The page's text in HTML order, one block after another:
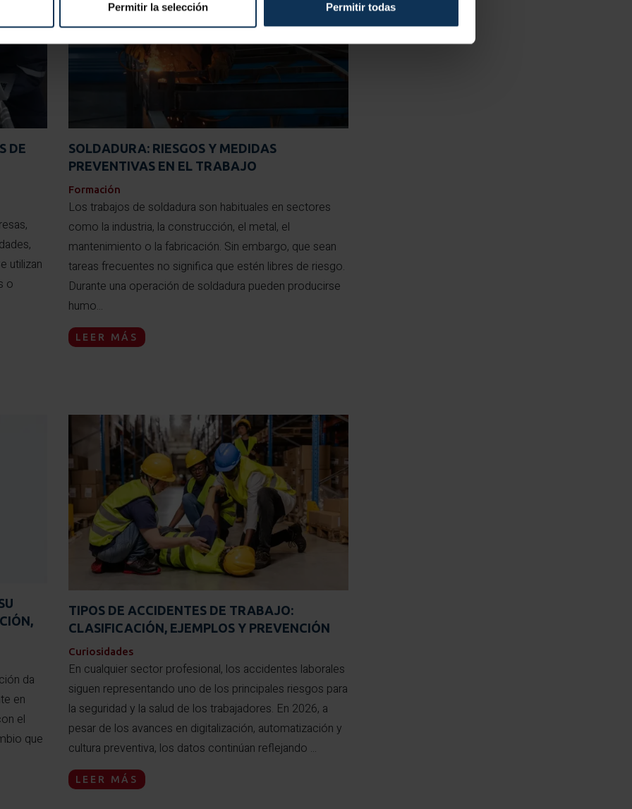
Permitir la selección Permitir todas
DE
utilizan
o
SOLDADURA: RIESGOS Y MEDIDAS
PREVENTIVAS EN EL TRABAJO
Formación
Los trabajos de soldadura son habituales en sectores
como la industria, la construcción, el metal, el
mantenimiento o la fabricación. Sin embargo, que sean
tareas frecuentes no significa que estén libres de riesgo.
Durante una operación de soldadura pueden producirse
humo...
LEER MÁS
da
en
el
que
TIPOS DE ACCIDENTES DE TRABAJO:
CLASIFICACIÓN, EJEMPLOS Y PREVENCIÓN
Curiosidades
En cualquier sector profesional, los accidentes laborales
siguen representando uno de los principales riesgos para
la seguridad y la salud de los trabajadores. En 2026, a
pesar de los avances en digitalización, automatización y
cultura preventiva, los datos continúan reflejando ...
LEER MÁS